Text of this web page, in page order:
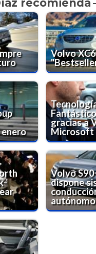
recomienda
Volvo
gracias a
Microsoft
Volvo
dispone
autónomo